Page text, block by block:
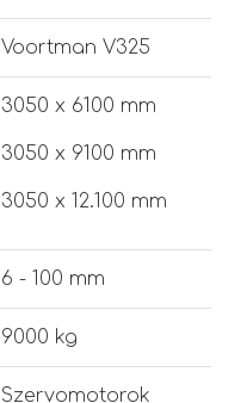
Voortman V325
3050 x 6100 mm
3050 x 9100 mm
3050 x 12.100 mm
6 - 100 mm
9000 kg
Szer­vomotorok